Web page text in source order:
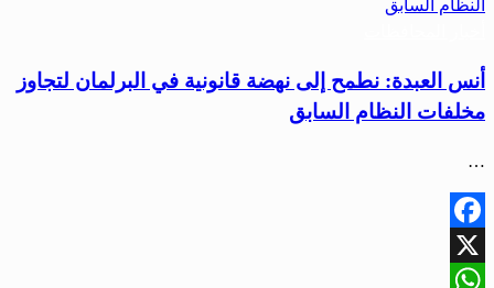
أنس العبدة: نطمح إلى نهضة قانونية في البرلمان لتجاوز
مخلفات النظام السابق
…
Facebook
X